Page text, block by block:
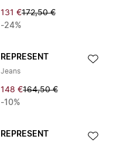
131 €172,50 €
-24%
REPRESENT
Jeans
148 €164,50 €
-10%
REPRESENT